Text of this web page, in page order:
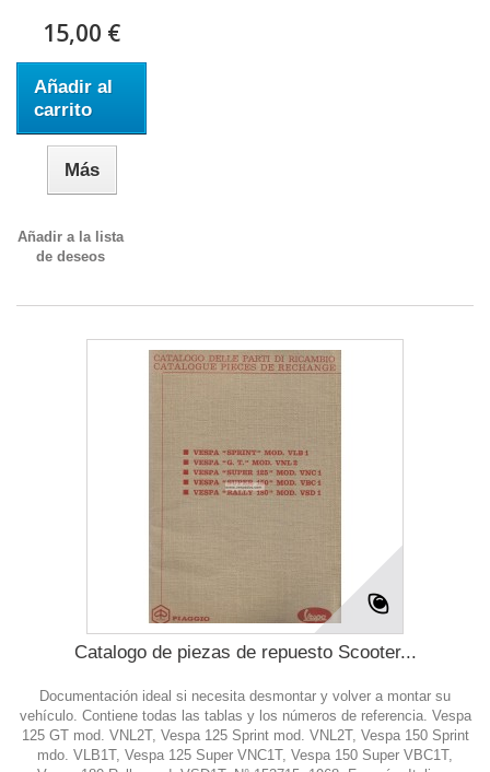
15,00 €
Añadir al
carrito
Más
Añadir a la lista
de deseos
Catalogo de piezas de repuesto Scooter...
Documentación ideal si necesita desmontar y volver a montar su
vehículo. Contiene todas las tablas y los números de referencia. Vespa
125 GT mod. VNL2T, Vespa 125 Sprint mod. VNL2T, Vespa 150 Sprint
mdo. VLB1T, Vespa 125 Super VNC1T, Vespa 150 Super VBC1T,